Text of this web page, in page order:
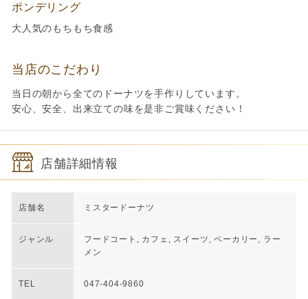
ポンデリング
大人気のもちもち食感
当店のこだわり
当日の朝から全てのドーナツを手作りしています。
安心、安全、出来立ての味を是非ご賞味ください！
店舗詳細情報
店舗名 ミスタードーナツ
ジャンル
フードコート, カフェ, スイーツ, ベーカリー, ラー
メン
TEL 047-404-9860